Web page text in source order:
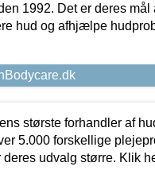
1992. Det er deres
hud og afhjælpe
største forhandler af
5.000 forskellige
udvalg større. Klik